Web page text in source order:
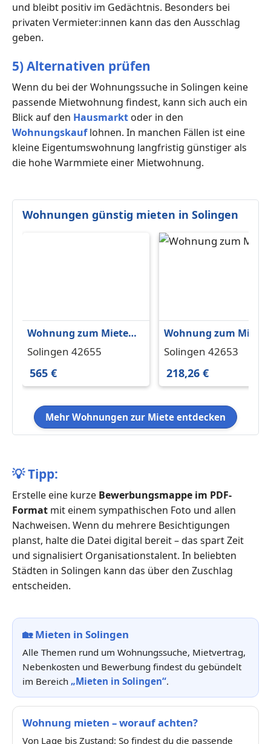
und bleibt positiv im Gedächtnis. Besonders bei
privaten Vermieter:innen kann das den Ausschlag
geben.
5) Alternativen prüfen
Wenn du bei der Wohnungssuche in Solingen keine
passende Mietwohnung findest, kann sich auch ein
Blick auf den Hausmarkt oder in den
Wohnungskauflohnen. In manchen Fällen ist eine
kleine Eigentumswohnung langfristig günstiger als
die hohe Warmmiete einer Mietwohnung.
Wohnungen günstig mieten in Solingen
Wohnung zum Mieten
in Solingen 565 € 50 m²
Solingen 42655
565 €
Wohnung zum Mieten
in Solingen 218,26 €
Solingen 42653
218,26 €
Mehr Wohnungen zur Miete entdecken
💡Tipp:
Erstelle eine kurze Bewerbungsmappe im PDF-
Format mit einem sympathischen Foto und allen
Nachweisen. Wenn du mehrere Besichtigungen
planst, halte die Datei digital bereit – das spart Zeit
und signalisiert Organisationstalent. In beliebten
Städten in Solingen kann das über den Zuschlag
entscheiden.
🏡Mieten in Solingen
Alle Themen rund um Wohnungssuche, Mietvertrag,
Nebenkosten und Bewerbung findest du gebündelt
im Bereich „Mieten in Solingen“.
Wohnung mieten – worauf achten?
Von Lage bis Zustand: So findest du die passende